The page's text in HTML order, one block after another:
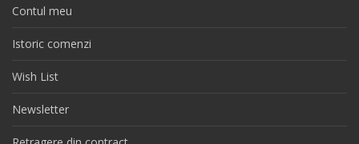
Contul meu
Istoric comenzi
Wish List
Newsletter